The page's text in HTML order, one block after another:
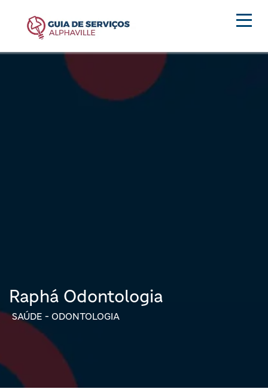
Raphá Odontologia
SAÚDE - ODONTOLOGIA